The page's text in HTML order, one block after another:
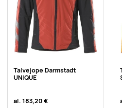
Talvejope Darmstadt
UNIQUE
al. 183,20 €